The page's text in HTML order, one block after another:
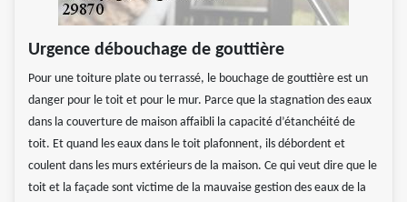
Urgence débouchage de gouttière
Pour une toiture plate ou terrassé, le bouchage de gouttière est un
danger pour le toit et pour le mur. Parce que la stagnation des eaux
dans la couverture de maison affaibli la capacité d’étanchéité de
toit. Et quand les eaux dans le toit plafonnent, ils débordent et
coulent dans les murs extérieurs de la maison. Ce qui veut dire que le
toit et la façade sont victime de la mauvaise gestion des eaux de la